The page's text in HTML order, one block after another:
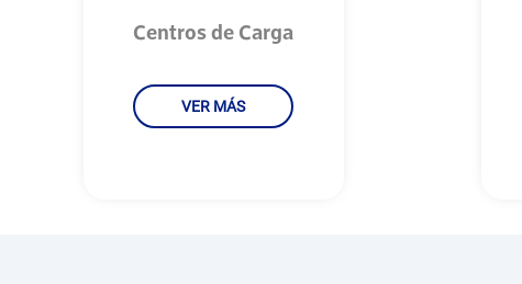
Centros de Carga
VER MÁS